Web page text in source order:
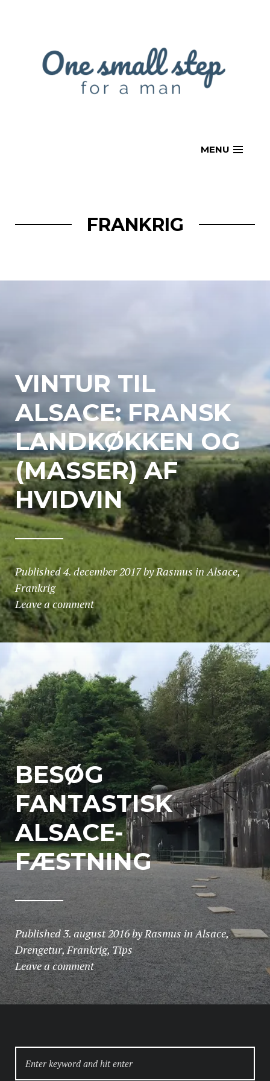
MENU
FRANKRIG
VINTUR TIL
ALSACE: FRANSK
LANDKØKKEN OG
(MASSER) AF
HVIDVIN
Published4. december 2017byRasmus inAlsace,
Frankrig
Leave a comment
BESØG
FANTASTISK
ALSACE-
FÆSTNING
Published3. august 2016byRasmusinAlsace,
Drengetur,Frankrig,Tips
Leave a comment
FOR: